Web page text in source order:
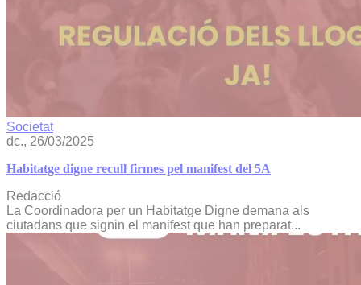
Societat
dc., 26/03/2025
Habitatge digne recull firmes pel manifest del 5A
Redacció
La Coordinadora per un Habitatge Digne demana als
ciutadans que signin el manifest que han preparat...